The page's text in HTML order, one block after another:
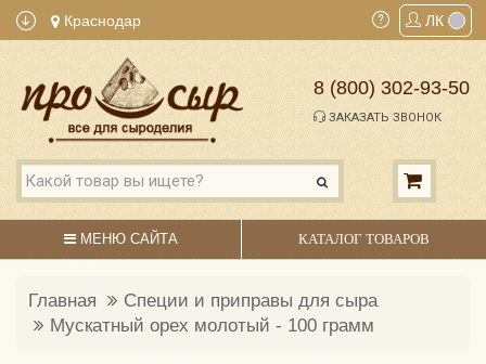
Краснодар ЛК
8 (800) 302-93-50
ЗАКАЗАТЬ ЗВОНОК
МЕНЮ САЙТА КАТАЛОГ ТОВАРОВ
Главная
Специи и приправы для сыра
Мускатный орех молотый - 100 грамм